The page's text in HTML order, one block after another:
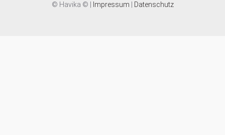
© Havika © | Impressum Datenschutz